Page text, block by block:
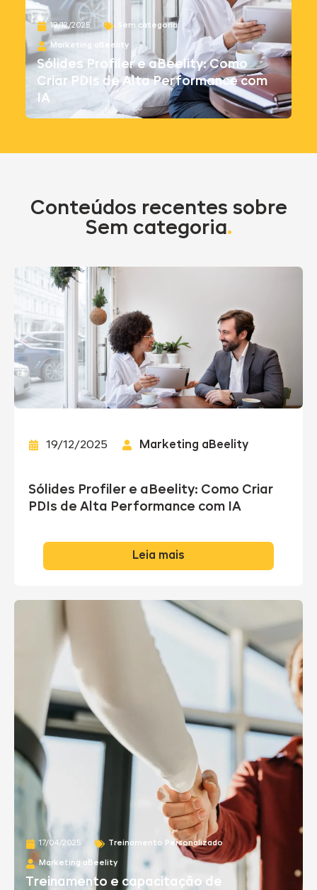
19/12/2025 Sem categoria
Marketing aBeelity
Sólides Profiler e aBeelity: Como
Criar PDIs de Alta Performance com
IA
Conteúdos recentes sobre
Sem categoria.
19/12/2025 Marketing aBeelity
Sólides Profiler e aBeelity: Como Criar
PDIs de Alta Performance com IA
Leia mais
17/04/2025 Treinamento Personalizado
Marketing aBeelity
Treinamento e capacitação de